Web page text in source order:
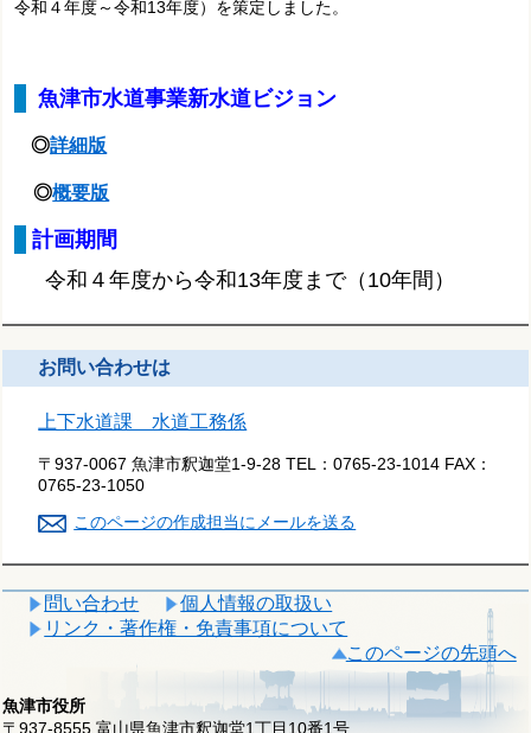
令和４年度～令和13年度）を策定しました。
魚津市水道事業新水道ビジョン
◎詳細版
◎概要版
計画期間
令和４年度から令和13年度まで（10年間）
お問い合わせは
上下水道課 水道工務係
〒937-0067 魚津市釈迦堂1-9-28 TEL：0765-23-1014 FAX：
0765-23-1050
このページの作成担当にメールを送る
問い合わせ
個人情報の取扱い
リンク・著作権・免責事項について
このページの先頭へ
魚津市役所
〒937-8555 富山県魚津市釈迦堂1丁目10番1号